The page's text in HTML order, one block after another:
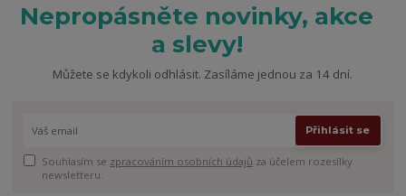
Nepropásněte novinky, akce
a slevy!
Můžete se kdykoli odhlásit. Zasíláme jednou za 14 dní.
Přihlásit se
Souhlasím se zpracováním osobních údajů za účelem rozesílky
newsletteru.